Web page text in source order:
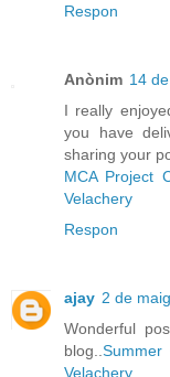
Respon
Anònim 14
I really
you have
sharing your
MCA Project
Velachery
Respon
ajay 2 de
Wonderful
blog.. Summer
Velachery